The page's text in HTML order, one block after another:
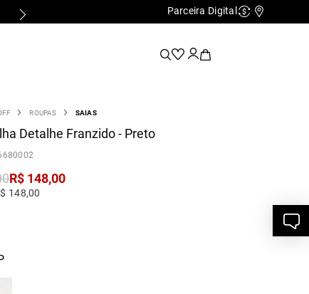
Parceira Digital Cashback
ROUPAS SAIAS
Detalhe Franzido - Preto
R$ 148,00
148,00